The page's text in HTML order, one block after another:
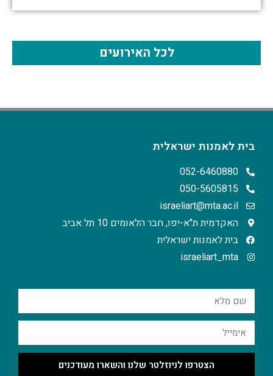
לכל האירועים
בית לאמנות ישראלית
052-6460880
050-5605815
israeliart@mta.ac.il
האקדמית ת"א-יפו, חבר הלאומים 10 תל אביב
בית לאמנות ישראלית
israeliart_mta
הצטרפו לניוזלטר שלנו והשארו מעודכנים